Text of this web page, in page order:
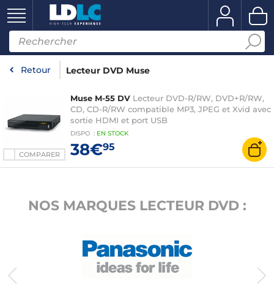
Retour Lecteur DVD Muse
COMPARER
Muse M-55 DV Lecteur DVD-R/RW, DVD+R/RW,
CD, CD-R/RW compatible MP3, JPEG et Xvid avec
sortie HDMI et port USB
DISPO : EN STOCK
38€95
NOS MARQUES LECTEUR DVD :